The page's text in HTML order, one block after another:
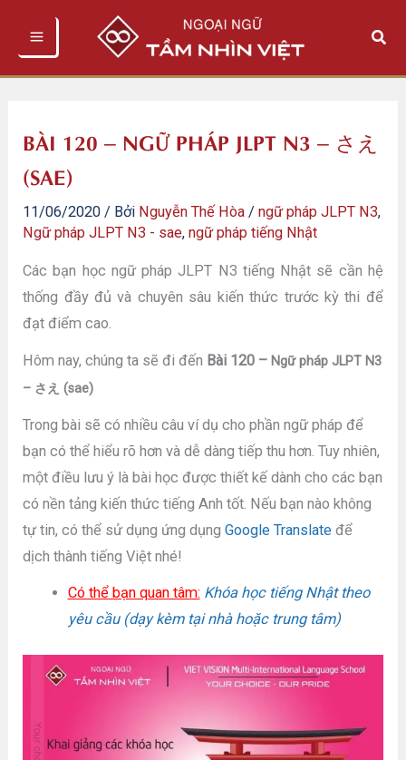
Tìm
BÀI 120 – NGỮ PHÁP JLPT N3 – さえ
(SAE)
11/06/2020 / Bởi Nguyễn Thế Hòa /ngữ pháp JLPT N3,
Ngữ pháp JLPT N3 - sae,ngữ pháp tiếng Nhật
Các bạn học ngữ pháp JLPT N3 tiếng Nhật sẽ cần hệ
thống đầy đủ và chuyên sâu kiến thức trước kỳ thi để
đạt điểm cao.
Hôm nay, chúng ta sẽ đi đến Bài 120 –Ngữ pháp JLPT N3
– さえ (sae)
Trong bài sẽ có nhiều câu ví dụ cho phần ngữ pháp để
bạn có thể hiểu rõ hơn và dễ dàng tiếp thu hơn. Tuy nhiên,
một điều lưu ý là bài học được thiết kế dành cho các bạn
có nền tảng kiến thức tiếng Anh tốt. Nếu bạn nào không
tự tin, có thể sử dụng ứng dụngGoogle Translate để
dịch thành tiếng Việt nhé!
Có thể bạn quan tâm: Khóa học tiếng Nhật theo
yêu cầu (dạy kèm tại nhà hoặc trung tâm)